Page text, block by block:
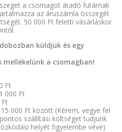
a csomagot átadó futárnak
az áruszámla összegét
50 000 Ft feletti vásárláskor
küldjük és egy
a csomagban!
Ft
000 Ft
Ft
000 Ft között (Kérem, vegye fel
szállítási költséget tudjunk
helyét figyelembe véve)